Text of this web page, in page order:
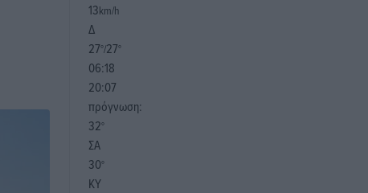
13km/h
Δ
27°/27°
06:18
20:07
πρόγνωση:
32°
ΣΑ
30°
ΚΥ